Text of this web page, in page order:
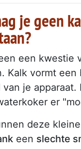
je geen
een kwestie
Kalk vormt een
je apparaat.
er
deze
een slechte